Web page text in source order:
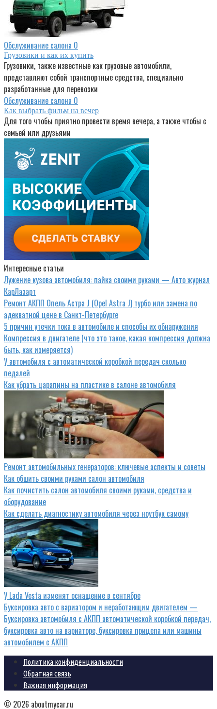
Обслуживание салона 0
Грузовики и как их купить
Грузовики, также известные как грузовые автомобили,
представляют собой транспортные средства, специально
разработанные для перевозки
Обслуживание салона 0
Как выбрать фильм на вечер
Для того чтобы приятно провести время вечера, а также чтобы с
семьей или друзьями
Интересные статьи
Лужение кузова автомобиля: пайка своими руками — Авто журнал
КарЛазарт
Ремонт АКПП Опель Астра J (Opel Astra J) турбо или замена по
адекватной цене в Санкт-Петербурге
5 причин утечки тока в автомобиле и способы их обнаружения
Компрессия в двигателе (что это такое, какая компрессия должна
быть, как измеряется)
У автомобиля с автоматической коробкой передач сколько
педалей
Как убрать царапины на пластике в салоне автомобиля
Ремонт автомобильных генераторов: ключевые аспекты и советы
Как обшить своими руками салон автомобиля
Как почистить салон автомобиля своими руками, средства и
оборудование
Как сделать диагностику автомобиля через ноутбук самому
У Lada Vesta изменят оснащение в сентябре
Буксировка авто с вариатором и неработающим двигателем —
Буксировка автомобиля с АКПП автоматической коробкой передач,
буксировка авто на вариаторе, буксировка прицепа или машины
автомобилем с АКПП
Политика конфиденциальности
Обратная связь
Важная информация
© 2026 aboutmycar.ru